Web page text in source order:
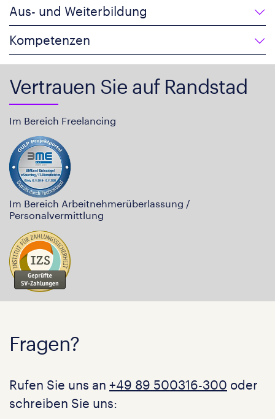
Aus- und Weiterbildung
Kompetenzen
Vertrauen Sie auf Randstad
Im Bereich Freelancing
Im Bereich Arbeitnehmerüberlassung /
Personalvermittlung
Fragen?
Rufen Sie uns an +49 89 500316-300 oder
schreiben Sie uns: